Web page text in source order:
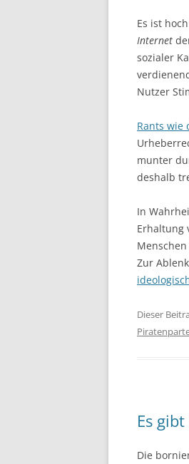
Es ist
Internet
sozialer
Nutzer
Rants wie
munter
deshalb
In
Erhaltung
Zur
Dieser
Es
Die